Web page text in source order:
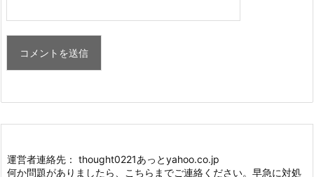
運営者連絡先： thought0221あっとyahoo.co.jp
何か問題がありましたら、こちらまでご連絡ください。早急に対処